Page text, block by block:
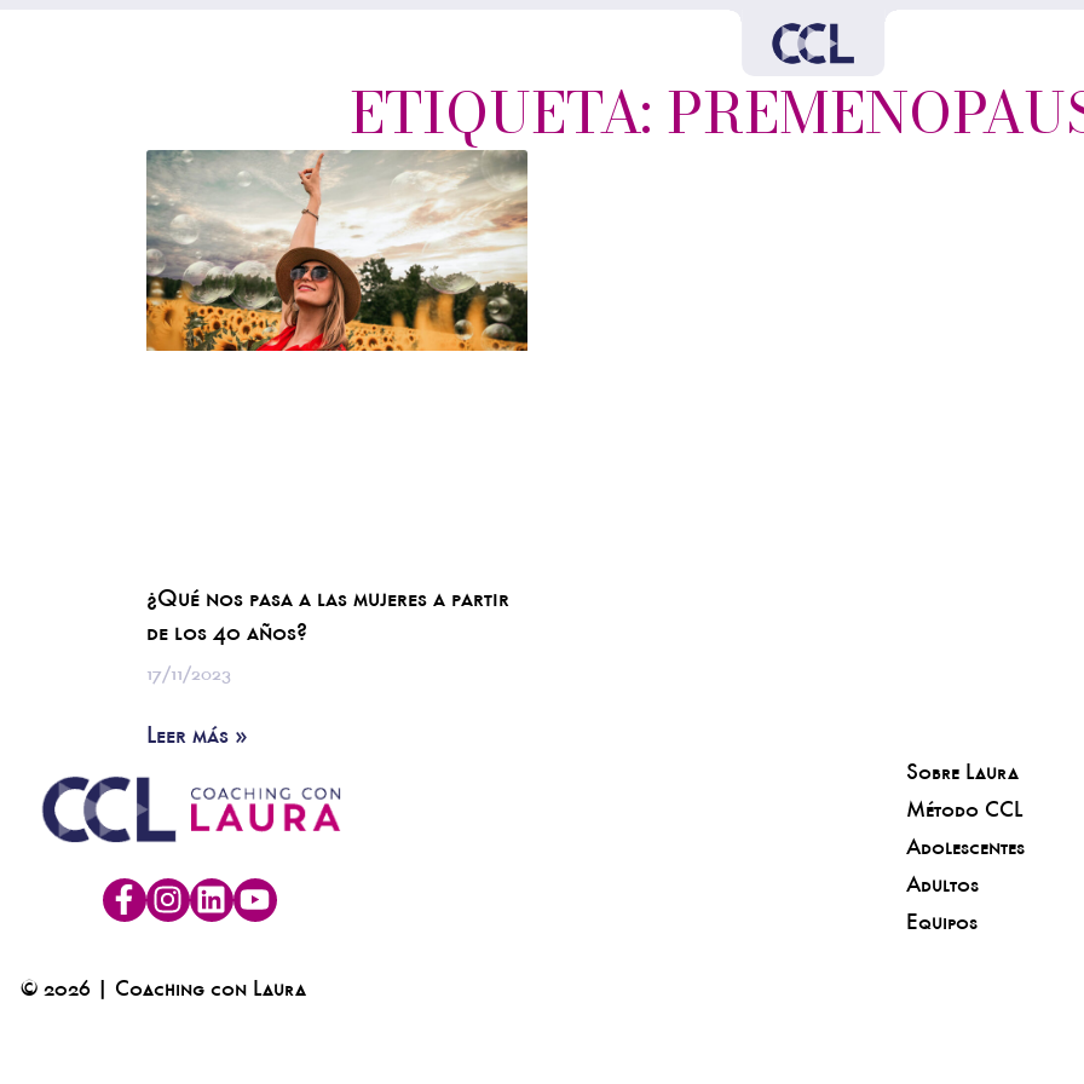
ETIQUETA:
¿Qué nos pasa a las mujeres a partir
de los 40 años?
17/11/2023
Leer más »
Sobre Laura
Método CCL
Adolescentes
Adultos
Equipos
© 2026 | Coaching con Laura